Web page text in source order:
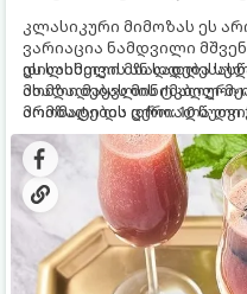
კლასიკური მიმოზას ეს
ვარიაცია ნამდვილი
დილისთვის ან
ახალი მაყვლის ტკბილ-
არომატი და ცქრიალა
დახვეწილ და
ეს სასმელი მზადდება
მომზადებას მინიმალური
მომზადების დრო: 10